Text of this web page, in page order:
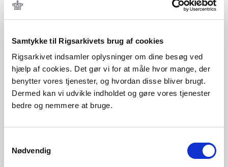
Samtykke til Rigsarkivets brug af cookies
Rigsarkivet indsamler oplysninger om dine besøg ved
hjælp af cookies. Det gør vi for at måle hvor mange, der
benytter vores tjenester, og hvordan disse bliver brugt.
Dermed kan vi udvikle indholdet og gøre vores tjenester
bedre og nemmere at bruge.
Nødvendig
Dødsår
Dødssted